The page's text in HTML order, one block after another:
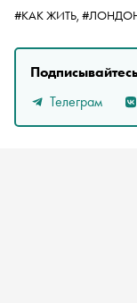
#КАК ЖИТЬ,
Телеграм